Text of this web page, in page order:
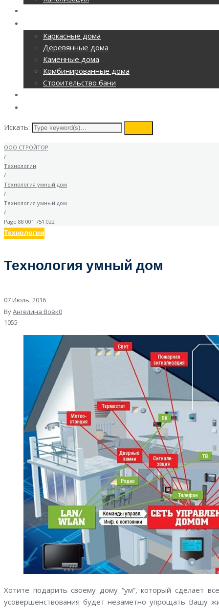
Каркасные дома
Деревянные дома
Каменные дома
Комбинированные дома
Строительство бани
Искать:
ООО СТРОЙТОР
/
Технологии
/
Технология умный дом
/
Технология умный дом
/
Page 88 001 751 022
Технологии
Технология умный дом
07 Июль, 2016
ByАнгелина Вовк0
1055
Хотите подарить своему дому “ум”, который сделает
усовершенствования будет незаметно упрощать Вашу